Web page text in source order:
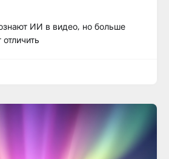
ИИ в видео, но больше